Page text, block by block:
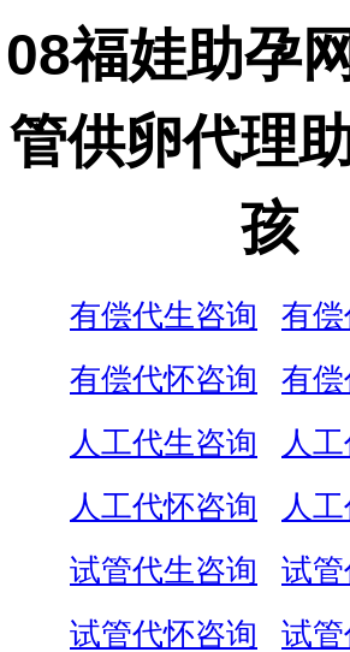
08福娃助孕
管供卵代理
孩
有偿代生咨询
有
有偿代怀咨询
有
人工代生咨询
人
人工代怀咨询
人
试管代生咨询
试
试管代怀咨询
试